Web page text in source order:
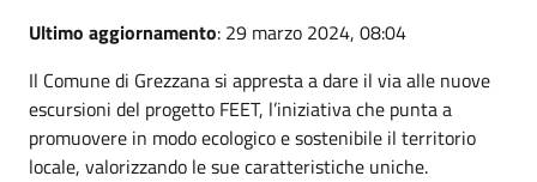
Ultimo aggiornamento: 29 marzo 2024, 08:04
Il Comune di Grezzana si appresta a dare il via alle nuove
escursioni del progetto FEET, l’iniziativa che punta a
promuovere in modo ecologico e sostenibile il territorio
locale, valorizzando le sue caratteristiche uniche.